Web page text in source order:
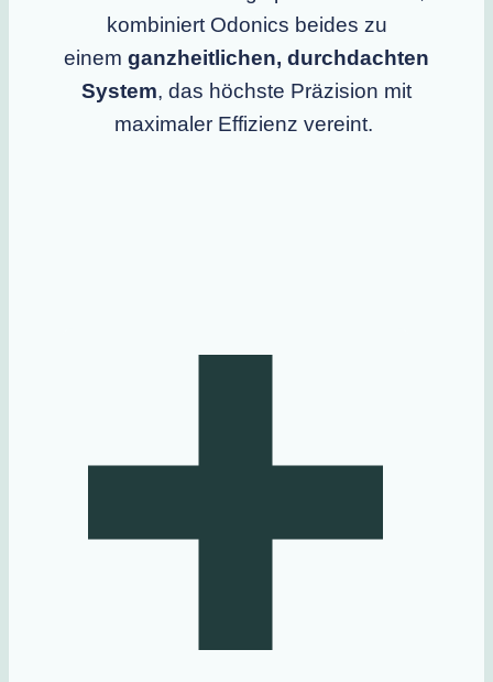
kombiniert Odonics beides zu
einem ganzheitlichen, durchdachten
System, das höchste Präzision mit
maximaler Effizienz vereint.